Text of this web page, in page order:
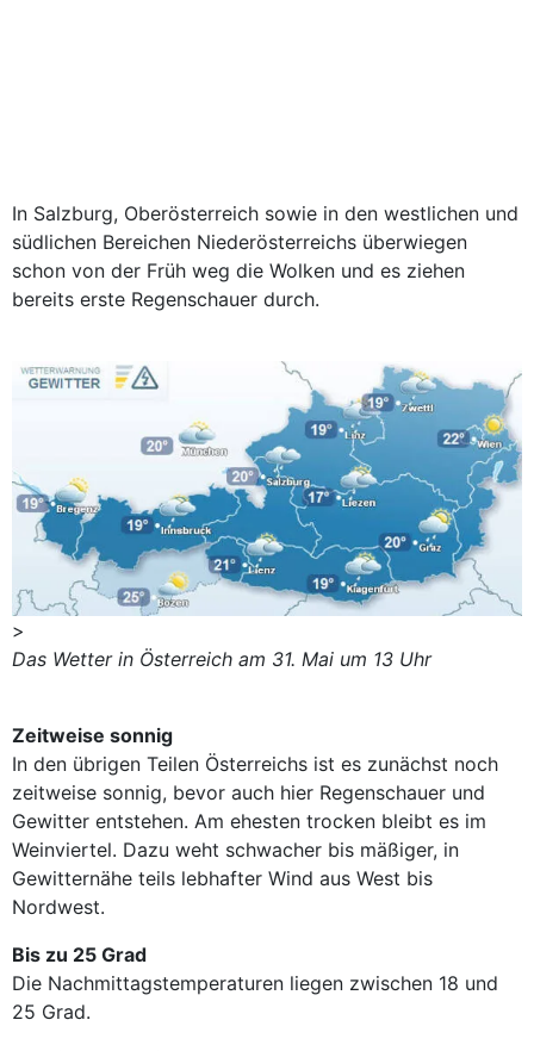
In Salzburg, Oberösterreich sowie in den westlichen und
südlichen Bereichen Niederösterreichs überwiegen
schon von der Früh weg die Wolken und es ziehen
bereits erste Regenschauer durch.
>
Das Wetter in Österreich am 31. Mai um 13 Uhr
Zeitweise sonnig
In den übrigen Teilen Österreichs ist es zunächst noch
zeitweise sonnig, bevor auch hier Regenschauer und
Gewitter entstehen. Am ehesten trocken bleibt es im
Weinviertel. Dazu weht schwacher bis mäßiger, in
Gewitternähe teils lebhafter Wind aus West bis
Nordwest.
Bis zu 25 Grad
Die Nachmittagstemperaturen liegen zwischen 18 und
25 Grad.